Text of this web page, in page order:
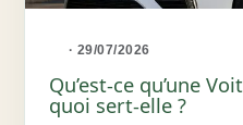
· 29/07/2026
Qu’est-ce qu’une
quoi sert-elle ?